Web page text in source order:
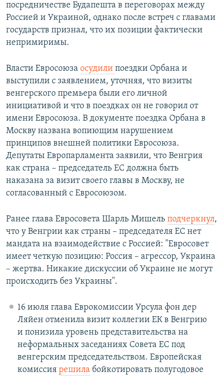
посредничестве Будапешта в переговорах между
Россией и Украиной, однако после встреч с главами
государств признал, что их позиции фактически
непримиримы.
Власти Евросоюза осудили поездки Орбана и
выступили с заявлением, уточняя, что визиты
венгерского премьера были его личной
инициативой и что в поездках он не говорил от
имени Евросоюза. В документе поездка Орбана в
Москву названа вопиющим нарушением
принципов внешней политики Евросоюза.
Депутаты Европарламента заявили, что Венгрия
как страна – председатель ЕС должна быть
наказана за визит своего главы в Москву, не
согласованный с Евросоюзом.
Ранее глава Евросовета Шарль Мишель подчеркнул,
что у Венгрии как страны – председателя ЕС нет
мандата на взаимодействие с Россией: "Евросовет
имеет четкую позицию: Россия – агрессор, Украина
– жертва. Никакие дискуссии об Украине не могут
происходить без Украины".
16 июля глава Еврокомиссии Урсула фон дер
Ляйен отменила визит коллегии ЕК в Венгрию
и понизила уровень представительства на
неформальных заседаниях Совета ЕС под
венгерским председательством. Европейская
комиссия решила бойкотировать полугодовое